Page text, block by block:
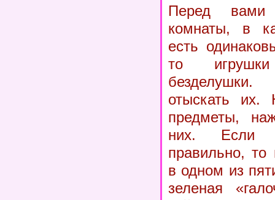
Перед вами
комнаты, в
есть
то
отыскать их.
предметы,
них. Если
правильно, то
в одном из
зеленая